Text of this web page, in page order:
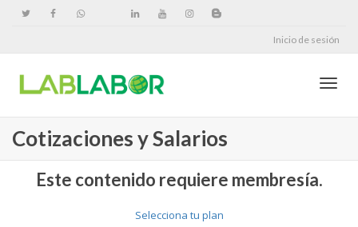
Inicio de sesión
Cotizaciones y Salarios
Este contenido requiere membresía.
Selecciona tu plan